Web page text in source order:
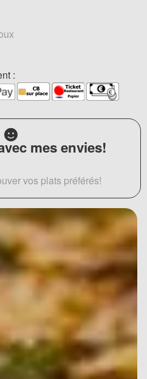
:
mes envies!
vos plats préférés!